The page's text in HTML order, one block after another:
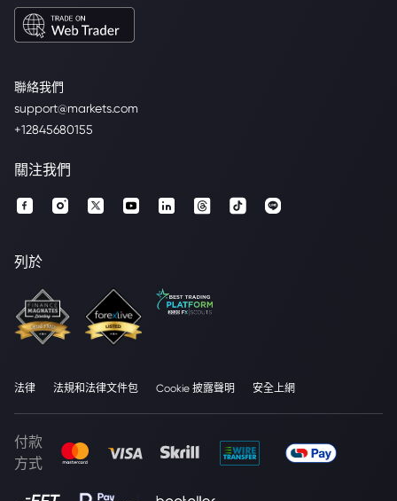
聯絡我們
support@markets.com
+12845680155
關注我們
列於
法律 法規和法律文件包 Cookie 披露聲明 安全上網
付款
方式